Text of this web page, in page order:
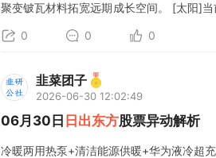
聚变铍瓦材料拓宽远期成长空间。 [太阳]
0 0 0
韭菜团子
2026-06-30 12:02:49
06月30日 日出东方股票异动解析
冷暖两用热泵+清洁能源供暖+华为液冷超